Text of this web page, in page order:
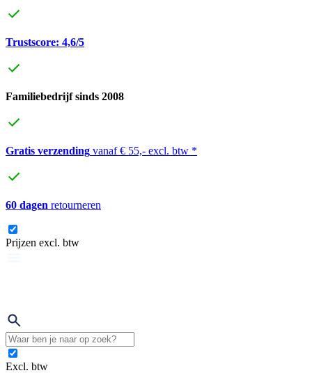
Trustscore: 4,6/5
Familiebedrijf sinds 2008
Gratis verzending vanaf € 55,- excl. btw *
60 dagen retourneren
Prijzen excl. btw
Excl. btw